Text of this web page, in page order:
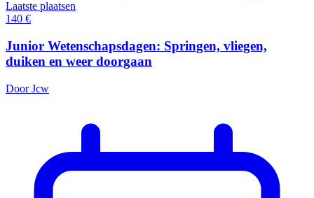
Laatste plaatsen
140 €
Junior Wetenschapsdagen: Springen, vliegen,
duiken en weer doorgaan
Door Jcw